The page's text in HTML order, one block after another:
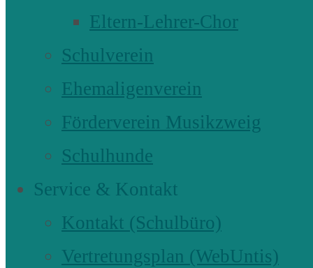
Eltern-Lehrer-Chor
Schulverein
Ehemaligenverein
Förderverein Musikzweig
Schulhunde
Service & Kontakt
Kontakt (Schulbüro)
Vertretungsplan (WebUntis)